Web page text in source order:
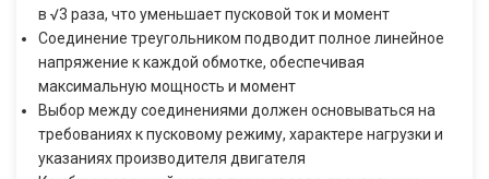
в √3 раза, что уменьшает пусковой ток и момент
Соединение треугольником подводит полное линейное
напряжение к каждой обмотке, обеспечивая
максимальную мощность и момент
Выбор между соединениями должен основываться на
требованиях к пусковому режиму, характере нагрузки и
указаниях производителя двигателя